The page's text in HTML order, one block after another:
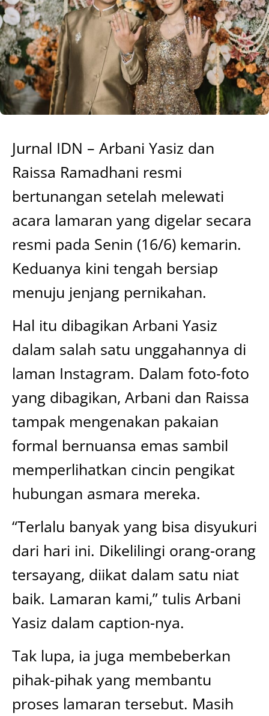
Jurnal IDN – Arbani Yasiz dan
Raissa Ramadhani resmi
bertunangan setelah melewati
acara lamaran yang digelar secara
resmi pada Senin (16/6) kemarin.
Keduanya kini tengah bersiap
menuju jenjang pernikahan.
Hal itu dibagikan Arbani Yasiz
dalam salah satu unggahannya di
laman Instagram. Dalam foto-foto
yang dibagikan, Arbani dan Raissa
tampak mengenakan pakaian
formal bernuansa emas sambil
memperlihatkan cincin pengikat
hubungan asmara mereka.
“Terlalu banyak yang bisa disyukuri
dari hari ini. Dikelilingi orang-orang
tersayang, diikat dalam satu niat
baik. Lamaran kami,” tulis Arbani
Yasiz dalam caption-nya.
Tak lupa, ia juga membeberkan
pihak-pihak yang membantu
proses lamaran tersebut. Masih